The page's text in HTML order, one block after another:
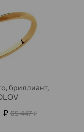
бриллиант,
₽ 65 447₽